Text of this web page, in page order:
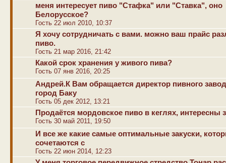
меня интересует пиво "Стафка" или "Ставка", оно
Белорусское?
Гость 22 июл 2010, 10:37
Я хочу сотрудничать с вами. можно ваш прайс
пиво.
Гость 21 мар 2016, 21:42
Какой срок хранения у живого пива?
Гость 07 янв 2016, 20:25
Андрей.К Вам обращается директор пивного
город Баку
Гость 05 дек 2012, 13:21
Продаётся мордовское пиво в кеглях, интересны
Гость 30 май 2011, 19:50
И все же какие самые оптимальные закуски,
сочетаются с
Гость 22 июн 2014, 12:23